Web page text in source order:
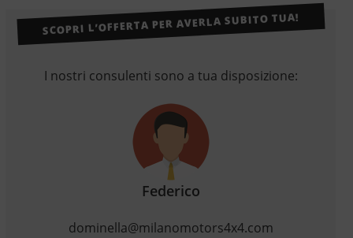
SCOPRI L’OFFERTA PER AVERLA SUBITO TUA!
I nostri consulenti sono a tua disposizione:
Federico
dominella@milanomotors4x4.com